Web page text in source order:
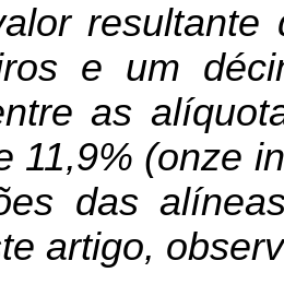
resultante
e um
as
11,9% (onze
das
artigo,